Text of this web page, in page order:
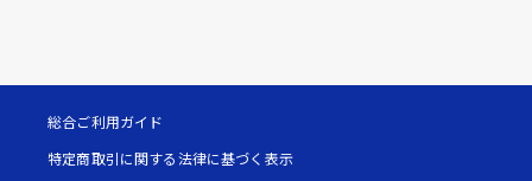
総合ご利用ガイド
特定商取引に関する法律に基づく表示